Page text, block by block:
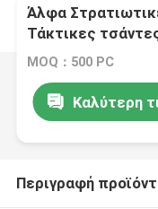
Άλφα
Τάκτικες
MOQ：500 PC
Καλύτερη
Περιγραφή